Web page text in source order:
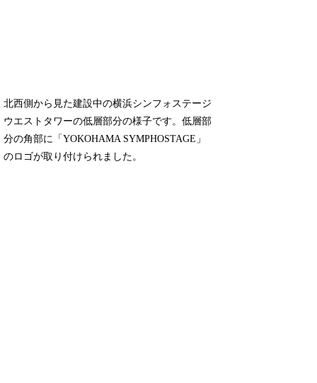
北西側から見た建設中の横浜シンフォステージ
ウエストタワーの低層部分の様子です。低層部
分の角部に「YOKOHAMA SYMPHOSTAGE」
のロゴが取り付けられました。